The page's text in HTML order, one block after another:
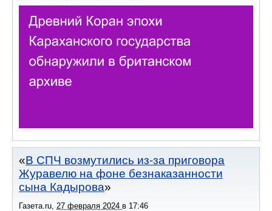
В СПЧ возмутились из-за приговора
Журавелю на фоне безнаказанности
сына Кадырова
Газета.ru 27 февраля 2024 в 17:46